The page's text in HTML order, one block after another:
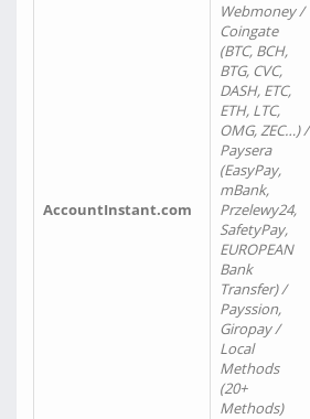
AccountInstant.com
Webmoney /
Coingate
(BTC, BCH,
BTG, CVC,
DASH, ETC,
ETH, LTC,
OMG, ZEC…) /
Paysera
(EasyPay,
mBank,
Przelewy24,
SafetyPay,
EUROPEAN
Bank
Transfer) /
Payssion,
Giropay /
Local
Methods
(20+
Methods)